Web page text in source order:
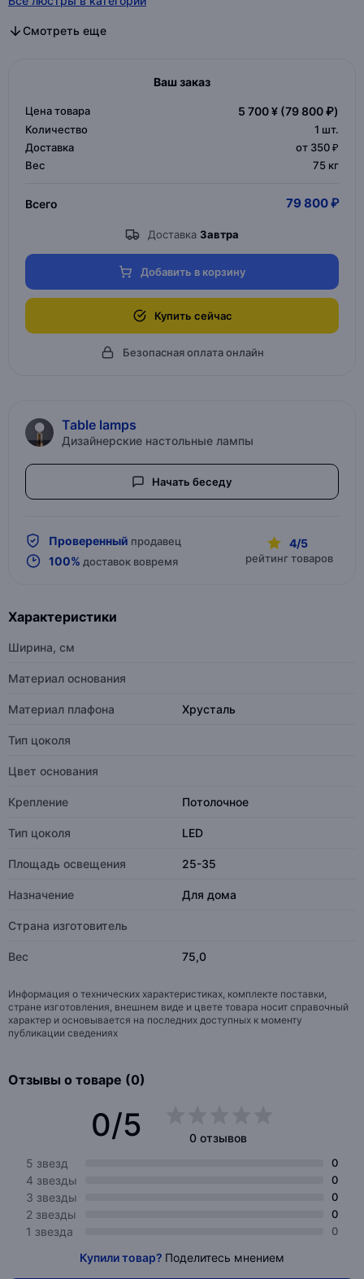
Все дизайнерские люстры в категории
Все люстры в категории
Смотреть еще
Ваш заказ
Цена товара 5 700 ¥ (79 800 ₽)
Количество 1 шт.
Доставка
от 350 ₽
Вес
75 кг
Всего 79 800 ₽
Доставка Завтра
Добавить в корзину
Купить сейчас
Безопасная оплата онлайн
Table lamps
Дизайнерские настольные лампы
Начать беседу
Проверенный продавец
100% доставок вовремя
4/5
рейтинг товаров
Характеристики
Ширина, см
Материал основания
Материал плафона Хрусталь
Тип цоколя
Цвет основания
Крепление Потолочное
Тип цоколя LED
Площадь освещения 25-35
Назначение Для дома
Страна изготовитель
Вес 75,0
Информация о технических характеристиках, комплекте поставки,
стране изготовления, внешнем виде и цвете товара носит справочный
характер и основывается на последних доступных к моменту
публикации сведениях
Отзывы о товаре (0)
0/5
0 отзывов
5 звезд
0
4 звезды 0
3 звезды 0
2 звезды 0
1 звезда 0
Купили товар? Поделитесь мнением